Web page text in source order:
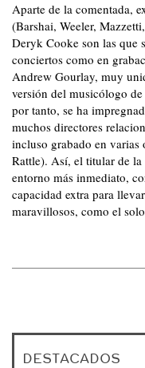
Aparte de la comentada,
(Barshai, Weeler,
Deryk Cooke son las que
conciertos como en
Andrew Gourlay, muy
versión del musicólogo
por tanto, se ha
muchos directores
incluso grabado en varias
Rattle). Así, el titular de
entorno más inmediato,
capacidad extra para
maravillosos, como el
DESTACADOS